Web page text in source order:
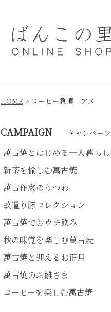
HOME コーヒー急須 アメ
CAMPAIGN キャンペーン
萬古焼とはじめる一人暮らし
新茶を愉しむ萬古焼
萬古作家のうつわ
蚊遣り豚コレクション
萬古焼でおウチ飲み
秋の味覚を楽しむ萬古焼
萬古焼と迎えるお正月
萬古焼のお雛さま
コーヒーを楽しむ萬古焼